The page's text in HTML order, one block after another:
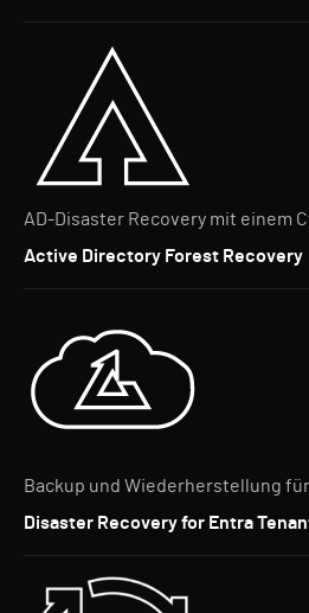
AD-Disaster Recovery mit einem
Active Directory Forest Recovery
Backup und Wiederherstellung
Disaster Recovery for Entra